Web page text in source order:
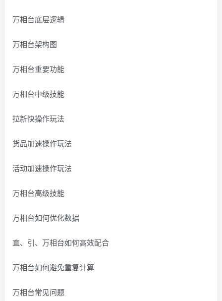
万相台底层逻辑
万相台架构图
万相台重要功能
万相台中级技能
拉新快操作玩法
货品加速操作玩法
活动加速操作玩法
万相台高级技能
万相台如何优化数据
直、引、万相台如何高效配合
万相台如何避免重复计算
万相台常见问题